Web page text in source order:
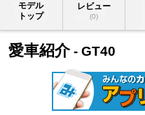
モデル
トップ
レビュー
(0)
愛車紹介- GT40